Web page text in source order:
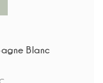
Blanc